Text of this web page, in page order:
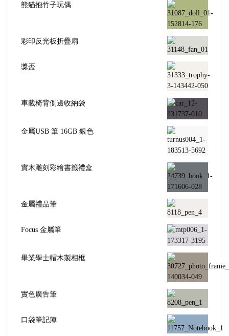
熊貓抱竹子玩偶
彩印反光板折疊扇
獎盃
車載椅背側邊收納袋
金屬USB 筆 16GB 銀色
實木雕刻彩繪書籤禮盒
金屬禮品筆
Focus 金屬筆
畢業學士帽木製相框
實色廣告筆
口袋筆記簿